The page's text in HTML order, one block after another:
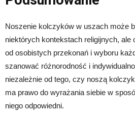
Noszenie kolczyków w uszach może
niektórych kontekstach religijnych, ale
od osobistych przekonań i wyboru
szanować różnorodność i
niezależnie od tego, czy noszą
ma prawo do wyrażania siebie w
niego odpowiedni.